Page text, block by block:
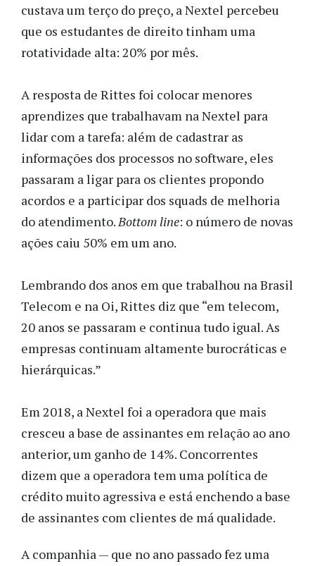
custava um terço do preço, a Nextel percebeu
que os estudantes de direito tinham uma
rotatividade alta: 20% por mês.
A resposta de Rittes foi colocar menores
aprendizes que trabalhavam na Nextel para
lidar com a tarefa: além de cadastrar as
informações dos processos no software, eles
passaram a ligar para os clientes propondo
acordos e a participar dos squads de melhoria
do atendimento. Bottom line: o número de novas
ações caiu 50% em um ano.
Lembrando dos anos em que trabalhou na Brasil
Telecom e na Oi, Rittes diz que “em telecom,
20 anos se passaram e continua tudo igual. As
empresas continuam altamente burocráticas e
hierárquicas.”
Em 2018, a Nextel foi a operadora que mais
cresceu a base de assinantes em relação ao ano
anterior, um ganho de 14%. Concorrentes
dizem que a operadora tem uma política de
crédito muito agressiva e está enchendo a base
de assinantes com clientes de má qualidade.
A companhia — que no ano passado fez uma